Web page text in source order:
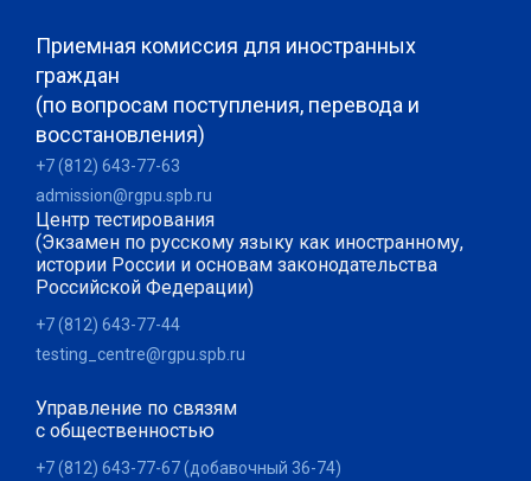
Приемная комиссия для иностранных
граждан
(по вопросам поступления, перевода и
восстановления)
+7 (812) 643-77-63
admission@rgpu.spb.ru
Центр тестирования
(Экзамен по русскому языку как иностранному,
истории России и основам законодательства
Российской Федерации)
+7 (812) 643-77-44
testing_centre@rgpu.spb.ru
Управление по связям
с общественностью
+7 (812) 643-77-67 (добавочный 36-74)